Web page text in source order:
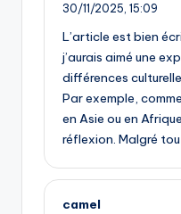
30/11/2025, 15:09
L’article est bien
j’aurais aimé une
différences
Par exemple,
en Asie ou en
réflexion. Malgré
camel